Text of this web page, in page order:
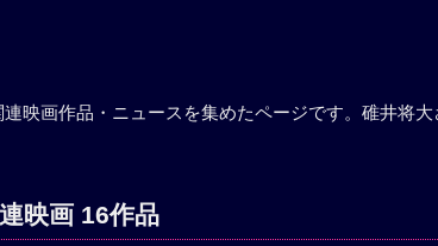
映画作品・ニュースを集めたページです。碓井将
映画 16作品